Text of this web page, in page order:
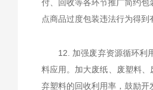
付、回收等各环节推广简约
点商品过度包装违法行为得到
12. 加强废弃资源循环利
料应用。加大废纸、废塑料
弃塑料的回收利用率，鼓励